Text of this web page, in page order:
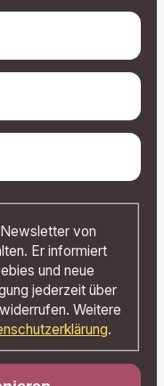
von
Er informiert
und neue
jederzeit über
Weitere
.